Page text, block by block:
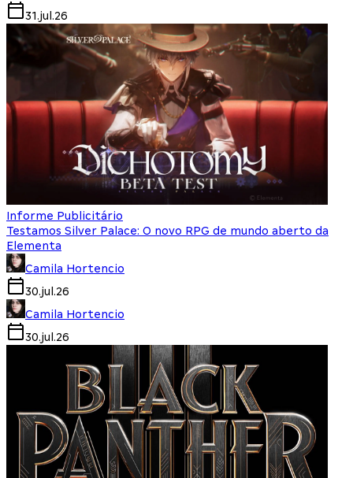
31.jul.26
Informe Publicitário
Testamos Silver Palace: O novo RPG de mundo aberto da
Elementa
Camila Hortencio
30.jul.26
Camila Hortencio
30.jul.26